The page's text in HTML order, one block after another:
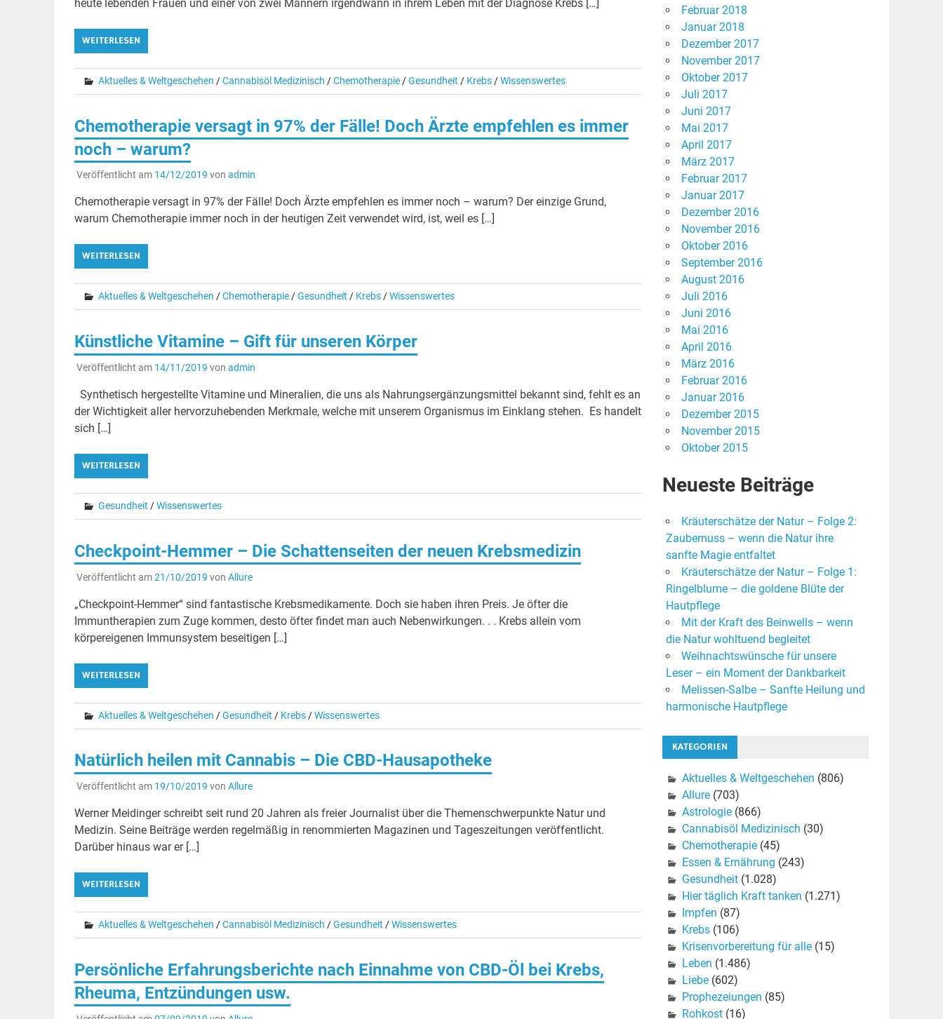
heute lebenden Frauen und einer von zwei Männern irgendwann in ihrem Leben mit der Diagnose Krebs […]
WEITERLESEN
Aktuelles & Weltgeschehen /Cannabisöl Medizinisch /Chemotherapie/Gesundheit / Krebs/Wissenswertes
Chemotherapie versagt in 97% der Fälle! Doch Ärzte empfehlen es immer
noch – warum?
Veröffentlicht am 14/12/2019 von admin
Chemotherapie versagt in 97% der Fälle! Doch Ärzte empfehlen es immer noch – warum? Der einzige Grund,
warum Chemotherapie immer noch in der heutigen Zeit verwendet wird, ist, weil es […]
WEITERLESEN
Aktuelles & Weltgeschehen /Chemotherapie/Gesundheit / Krebs/Wissenswertes
Künstliche Vitamine – Gift für unseren Körper
Veröffentlicht am 14/11/2019 von admin
Synthetisch hergestellte Vitamine und Mineralien, die uns als Nahrungsergänzungsmittel bekannt sind, fehlt es an
der Wichtigkeit aller hervorzuhebenden Merkmale, welche mit unserem Organismus im Einklang stehen. Es handelt
sich […]
WEITERLESEN
Gesundheit /Wissenswertes
Checkpoint-Hemmer – Die Schattenseiten der neuen Krebsmedizin
Veröffentlicht am21/10/2019 von Allure
„Checkpoint-Hemmer“ sind fantastische Krebsmedikamente. Doch sie haben ihren Preis. Je öfter die
Immuntherapien zum Zuge kommen, desto öfter findet man auch Nebenwirkungen. . . Krebs allein vom
körpereigenen Immunsystem beseitigen […]
WEITERLESEN
Aktuelles & Weltgeschehen /Gesundheit / Krebs/Wissenswertes
Natürlich heilen mit Cannabis – Die CBD-Hausapotheke
Veröffentlicht am 19/10/2019 von Allure
Werner Meidinger schreibt seit rund 20 Jahren als freier Journalist über die Themenschwerpunkte Natur und
Medizin. Seine Beiträge werden regelmäßig in renommierten Magazinen und Tageszeitungen veröffentlicht.
Darüber hinaus war er […]
WEITERLESEN
Aktuelles & Weltgeschehen /Cannabisöl Medizinisch /Gesundheit /Wissenswertes
Persönliche Erfahrungsberichte nach Einnahme von CBD-Öl bei Krebs,
Rheuma, Entzündungen usw.
Februar 2018
Januar 2018
Dezember 2017
November 2017
Oktober 2017
Juli 2017
Juni 2017
Mai 2017
April 2017
März 2017
Februar 2017
Januar 2017
Dezember 2016
November 2016
Oktober 2016
September 2016
August 2016
Juli 2016
Juni 2016
Mai 2016
April 2016
März 2016
Februar 2016
Januar 2016
Dezember 2015
November 2015
Oktober 2015
Neueste Beiträge
Kräuterschätze der Natur – Folge 2:
Zaubernuss – wenn die Natur ihre
sanfte Magie entfaltet
Kräuterschätze der Natur – Folge 1:
Ringelblume – die goldene Blüte der
Hautpflege
Mit der Kraft des Beinwells – wenn
die Natur wohltuend begleitet
Weihnachtswünsche für unsere
Leser – ein Moment der Dankbarkeit
Melissen-Salbe – Sanfte Heilung und
harmonische Hautpflege
KATEGORIEN
Aktuelles & Weltgeschehen (806)
Allure(703)
Astrologie(866)
Cannabisöl Medizinisch (30)
Chemotherapie(45)
Essen & Ernährung (243)
Gesundheit(1.028)
Hier täglich Kraft tanken (1.271)
Impfen (87)
Krebs(106)
Krisenvorbereitung für alle(15)
Leben (1.486)
Liebe(602)
Prophezeiungen (85)
Rohkost(16)